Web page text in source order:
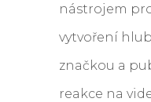
nástrojem
vytvoření
značkou a
reakce na